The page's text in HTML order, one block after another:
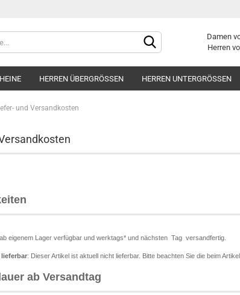
Damen
Herren
HERREN ÜBERGRÖSSEN HERREN UNTERGRÖSSEN
und Versandkosten
eigenem Lager verfügbar und werktags* und nächsten Tag versandfertig.
: Dieser Artikel ist aktuell nicht lieferbar. Bitte beachten Sie die beim
ab Versandtag